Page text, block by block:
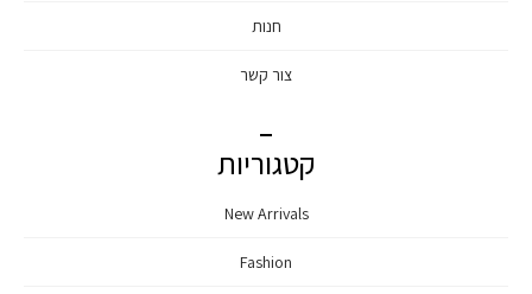
חנות
צור קשר
קטגוריות
New Arrivals
Fashion